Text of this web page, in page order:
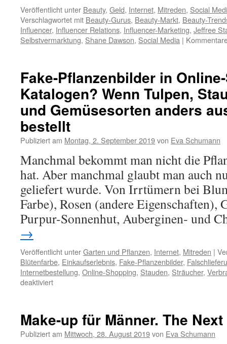
Veröffentlicht unter Beauty, Geld, Internet, Mitreden, Social
Verschlagwortet mit Beauty-Gurus, Beauty-Markt, Beauty-
Influencer, Influencer Relations, Influencer-Marketing, Jeffree
Selbstvermarktung, Shane Dawson, Social Media |
Fake-Pflanzenbilder in
Katalogen? Wenn Tulpen,
und Gemüsesorten anders
bestellt
Publiziert am Montag, 2. September 2019von Eva Schumann
Manchmal bekommt man nicht die
hat. Aber manchmal glaubt man auch
geliefert wurde. Von Irrtümern bei
Farbe), Rosen (andere Eigenschaften),
Purpur-Sonnenhut, Auberginen- und
→
Veröffentlicht unterGarten und Pflanzen, Internet, Mitreden |
Blütenfarbe, Einkaufserlebnis, Fake-Pflanzenbilder,
Internetbestellung, Online-Shopping, Stauden, Sträucher,
deaktiviert
Make-up für Männer. The
Publiziert am Mittwoch, 28. August 2019von Eva Schumann